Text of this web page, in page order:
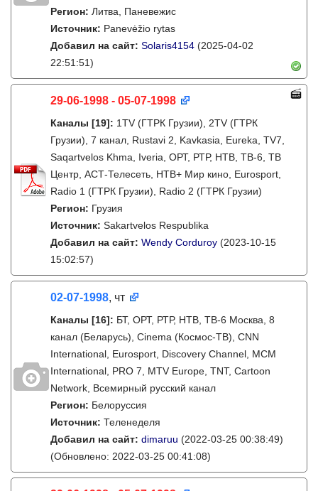
Регион: Литва, Паневежис
Источник: Panevėžio rytas
Добавил на сайт: Solaris4154 (2025-04-02
22:51:51)
29-06-1998 - 05-07-1998
Каналы [19]: 1TV (ГТРК Грузии), 2TV (ГТРК
Грузии), 7 канал, Rustavi 2, Kavkasia, Eureka, TV7,
Saqartvelos Khma, Iveria, ОРТ, РТР, НТВ, ТВ-6, ТВ
Центр, АСТ-Телесеть, НТВ+ Мир кино, Eurosport,
Radio 1 (ГТРК Грузии), Radio 2 (ГТРК Грузии)
Регион: Грузия
Источник: Sakartvelos Respublika
Добавил на сайт: Wendy Corduroy (2023-10-15
15:02:57)
02-07-1998, чт
Каналы [16]: БТ, ОРТ, РТР, НТВ, ТВ-6 Москва, 8
канал (Беларусь), Cinema (Космос-ТВ), CNN
International, Eurosport, Discovery Channel, MCM
International, PRO 7, MTV Europe, TNT, Cartoon
Network, Всемирный русский канал
Регион: Белоруссия
Источник: Теленеделя
Добавил на сайт: dimaruu (2022-03-25 00:38:49)
(Обновлено: 2022-03-25 00:41:08)